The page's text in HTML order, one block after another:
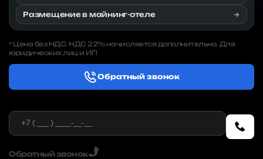
Размещение в майнинг-отеле
* Цена без НДС. НДС 22% начисляется дополнительно. Для
юридических лиц и ИП
Обратный звонок
Обратный звонок